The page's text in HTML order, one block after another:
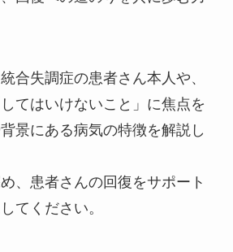
合失調症の患者さん本人や、
てはいけないこと」に焦点を
景にある病気の特徴を解説し
、患者さんの回復をサポート
てください。